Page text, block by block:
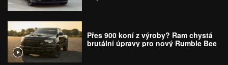
Přes 900 koní z výroby? Ram chystá
brutální úpravy pro nový Rumble Bee